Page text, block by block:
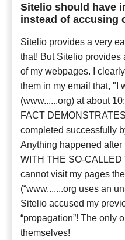
Sitelio should have
instead of accusing
Sitelio provides a very
that! But Sitelio provides
of my webpages. I
them in my email that, "I
(www......org) at about
FACT
completed successfully
Anything happened
WITH THE SO-CALLED
cannot visit my pages
(“www.......org uses an
Sitelio accused my
“propagation”! The only
themselves!